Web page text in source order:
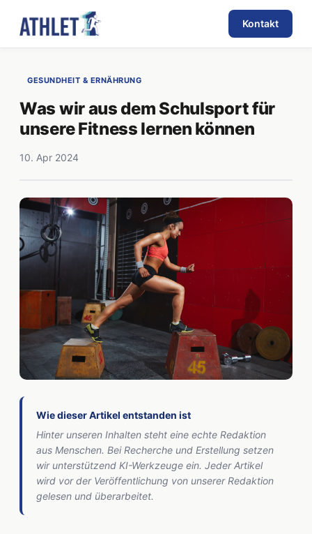
Kontakt
GESUNDHEIT & ERNÄHRUNG
Was wir aus dem Schulsport für
unsere Fitness lernen können
10. Apr 2024
Wie dieser Artikel entstanden ist
Hinter unseren Inhalten steht eine echte Redaktion
aus Menschen. Bei Recherche und Erstellung setzen
wir unterstützend KI-Werkzeuge ein. Jeder Artikel
wird vor der Veröffentlichung von unserer Redaktion
gelesen und überarbeitet.